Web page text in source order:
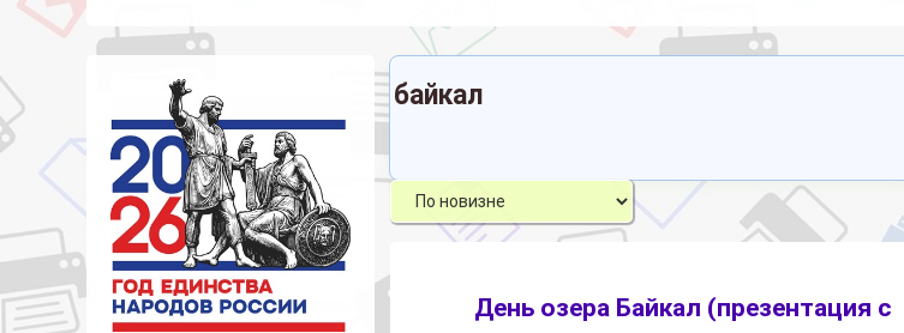
байкал
День озера Байкал (презентация с